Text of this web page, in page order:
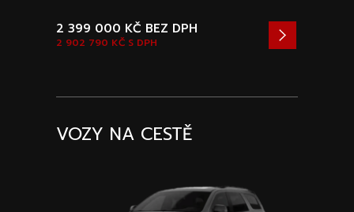
2 902 790 KČ S DPH
2 399 000 KČ BEZ DPH
VOZY NA CESTĚ